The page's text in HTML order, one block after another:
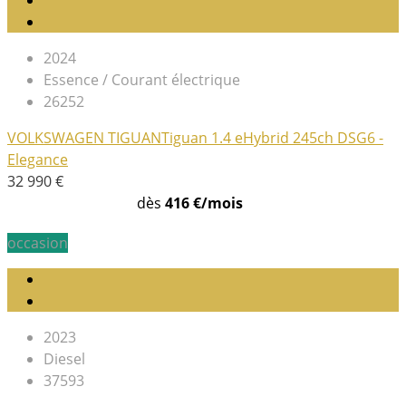
2024
Essence / Courant électrique
26252
VOLKSWAGEN TIGUANTiguan 1.4 eHybrid 245ch DSG6 -
Elegance
32 990 €
dès 416 €/mois
occasion
2023
Diesel
37593